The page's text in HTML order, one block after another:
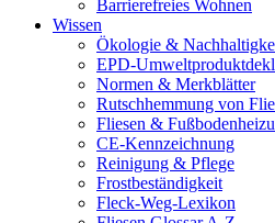
Barrierefreies Wohnen
Wissen
Ökologie &
EPD-
Normen & Merkblätter
Rutschhemmung von
Fliesen &
CE-Kennzeichnung
Reinigung & Pflege
Frostbeständigkeit
Fleck-Weg-Lexikon